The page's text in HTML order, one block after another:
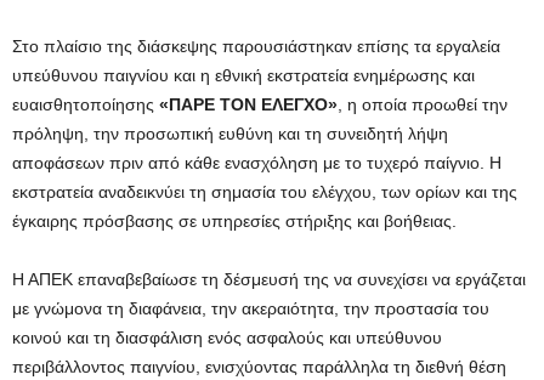
Στο πλαίσιο της διάσκεψης παρουσιάστηκαν επίσης τα εργαλεία
υπεύθυνου παιγνίου και η εθνική εκστρατεία ενημέρωσης και
ευαισθητοποίησης «ΠΑΡΕ ΤΟΝ ΕΛΕΓΧΟ», η οποία προωθεί την
πρόληψη, την προσωπική ευθύνη και τη συνειδητή λήψη
αποφάσεων πριν από κάθε ενασχόληση με το τυχερό παίγνιο. Η
εκστρατεία αναδεικνύει τη σημασία του ελέγχου, των ορίων και της
έγκαιρης πρόσβασης σε υπηρεσίες στήριξης και βοήθειας.
Η ΑΠΕΚ επαναβεβαίωσε τη δέσμευσή της να συνεχίσει να εργάζεται
με γνώμονα τη διαφάνεια, την ακεραιότητα, την προστασία του
κοινού και τη διασφάλιση ενός ασφαλούς και υπεύθυνου
περιβάλλοντος παιγνίου, ενισχύοντας παράλληλα τη διεθνή θέση